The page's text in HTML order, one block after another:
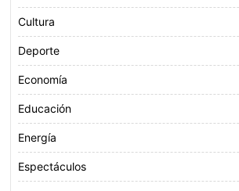
Cultura
Deporte
Economía
Educación
Energía
Espectáculos